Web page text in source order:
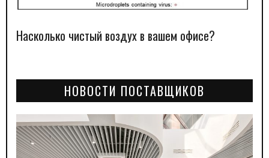
Насколько чистый воздух в вашем офисе?
НОВОСТИ ПОСТАВЩИКОВ